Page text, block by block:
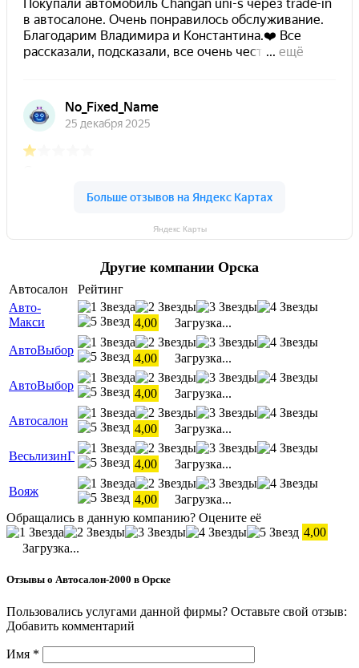
Яндекс Карты
Другие компании Орска
Автосалон
Рейтинг
Авто-
Макси
4,00
Загрузка...
АвтоВыбор
4,00
Загрузка...
АвтоВыбор
4,00
Загрузка...
Автосалон
4,00
Загрузка...
ВесьлизинГ
4,00
Загрузка...
Вояж
4,00
Загрузка...
Обращались в данную компанию? Оцените её
4,00
Загрузка...
Отзывы о Автосалон-2000 в Орске
Пользовались услугами данной фирмы? Оставьте свой отзыв:
Добавить комментарий
Имя *